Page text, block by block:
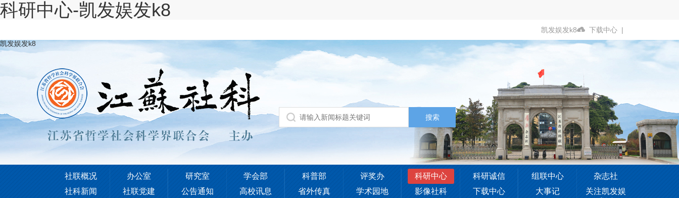
科研中心-凯发娱发k8
凯发娱发k8 下载中心 |
凯发娱发k8
社联概况 办公室 研究室 学会部 科普部 评奖办 科研中心 科研诚信 组联中心
杂志社
社科新闻
社联党建 公告通知 高校讯息 省外传真 学术园地 影像社科 下载中心 大事记
关注凯发娱